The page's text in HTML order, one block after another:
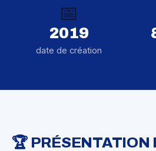
📅
2019
date de création
🏆 PRÉSENTATION